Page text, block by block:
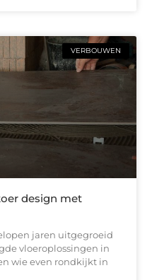
VERBOUWEN
design met
jaren uitgegroeid
vloeroplossingen in
wie even rondkijkt in